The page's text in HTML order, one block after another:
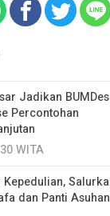
Jadikan BUMDes
Percontohan
WITA
dan Panti